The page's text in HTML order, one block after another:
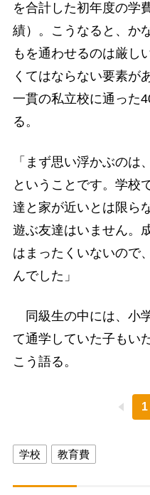
を合計した初年度の学
績）。こうなると、か
もを通わせるのは厳し
くてはならない要素が
一貫の私立校に通った
る。
「まず思い浮かぶのは
ということです。学校
達と家が近いとは限ら
遊ぶ友達はいません。
はまったくいないので
んでした」
同級生の中には、小
て通学していた子もい
こう語る。
1
学校 教育費